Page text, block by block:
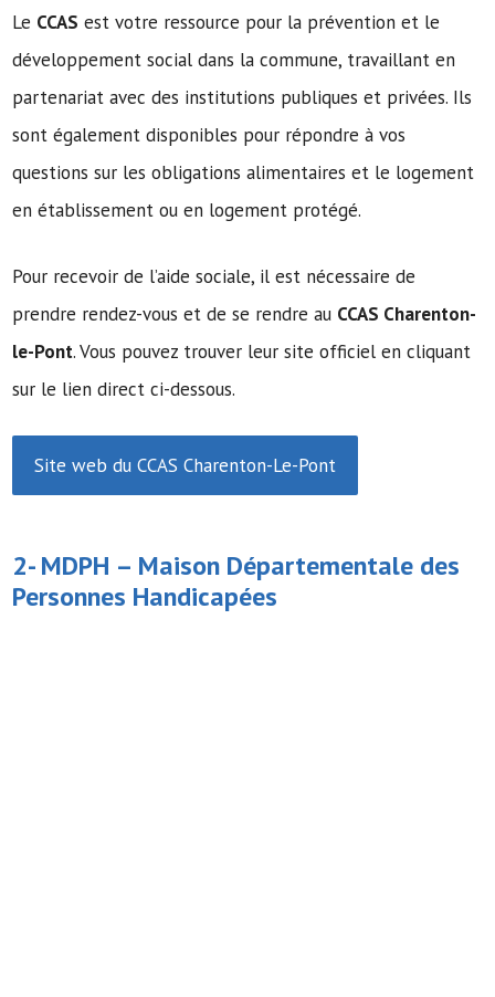
Le CCAS est votre ressource pour la prévention et le
développement social dans la commune, travaillant en
partenariat avec des institutions publiques et privées. Ils
sont également disponibles pour répondre à vos
questions sur les obligations alimentaires et le logement
en établissement ou en logement protégé.
Pour recevoir de l’aide sociale, il est nécessaire de
prendre rendez-vous et de se rendre au CCAS Charenton-
le-Pont. Vous pouvez trouver leur site officiel en cliquant
sur le lien direct ci-dessous.
Site web du CCAS Charenton-Le-Pont
2- MDPH – Maison Départementale des
Personnes Handicapées